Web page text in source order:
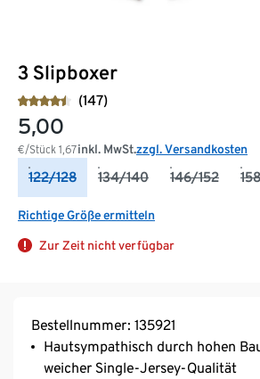
3 Slipboxer
(147)
5,00
€/Stück 1,67inkl. MwSt.zzgl. Versandkosten
122/128 134/140 146/152
Richtige Größe ermitteln
Zur Zeit nicht verfügbar
Bestellnummer: 135921
Hautsympathisch durch hohen
weicher Single-Jersey-Qualität